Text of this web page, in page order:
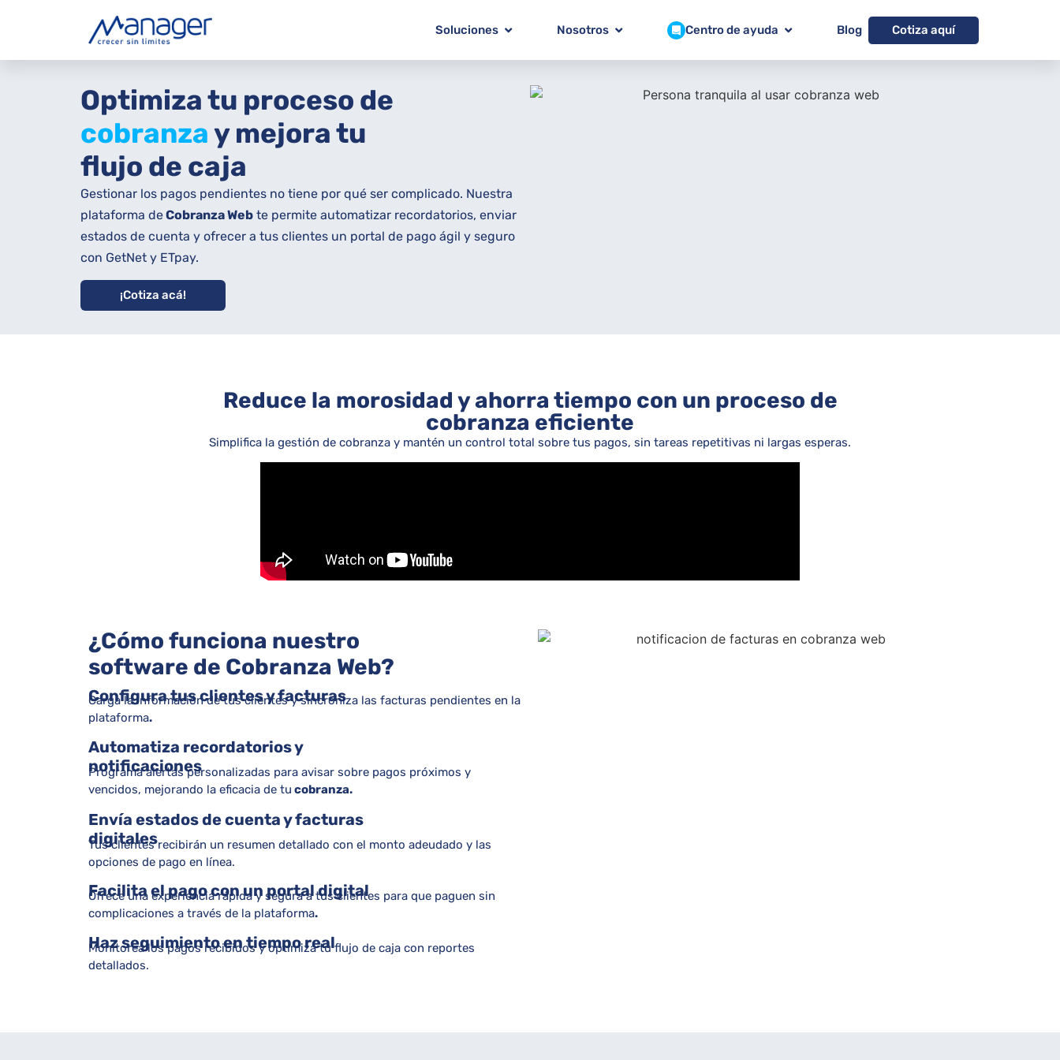
Soluciones Nosotros Centro de ayuda Blog Cotiza aquí
Optimiza tu proceso de
cobranzay mejora tu
flujo de caja
Gestionar los pagos pendientes no tiene por qué ser complicado. Nuestra
plataforma deCobranza Web te permite automatizar recordatorios, enviar
estados de cuenta y ofrecer a tus clientes un portal de pago ágil y seguro
con GetNet y ETpay.
¡Cotiza acá!
Reduce la morosidad y ahorra tiempo con un proceso de
cobranza eficiente
Simplifica la gestión de cobranza y mantén un control total sobre tus pagos, sin tareas repetitivas ni largas esperas.
¿Cómo funciona nuestro
software de Cobranza Web?
Configura tus clientes y facturas
Carga la información de tus clientes y sincroniza las facturas pendientes en la
plataforma.
Automatiza recordatorios y
notificaciones
Programa alertas personalizadas para avisar sobre pagos próximos y
vencidos, mejorando la eficacia de tu cobranza.
Envía estados de cuenta y facturas
digitales
Tus clientes recibirán un resumen detallado con el monto adeudado y las
opciones de pago en línea.
Facilita el pago con un portal digital
Ofrece una experiencia rápida y segura a tus clientes para que paguen sin
complicaciones a través de la plataforma.
Haz seguimiento en tiempo real
Monitorea los pagos recibidos y optimiza tu flujo de caja con reportes
detallados.